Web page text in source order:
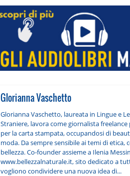
Glorianna Vaschetto
Glorianna Vaschetto, laureata in Lingue e
Straniere, lavora come giornalista freelance
per la carta stampata, occupandosi di
moda. Da sempre sensibile ai temi di etica,
bellezza. Co-founder assieme a Ilenia
www.bellezzalnaturale.it, sito dedicato a
vogliono condividere una nuova idea di...